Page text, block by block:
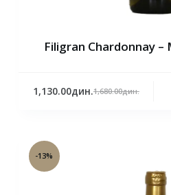
Filigran Chardonnay
1,680.00дин.
1,130.00дин.
-13%